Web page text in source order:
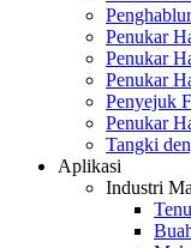
Penukar
Penukar
Penukar
Penyejuk
Penukar
Tangki
Aplikasi
Industri